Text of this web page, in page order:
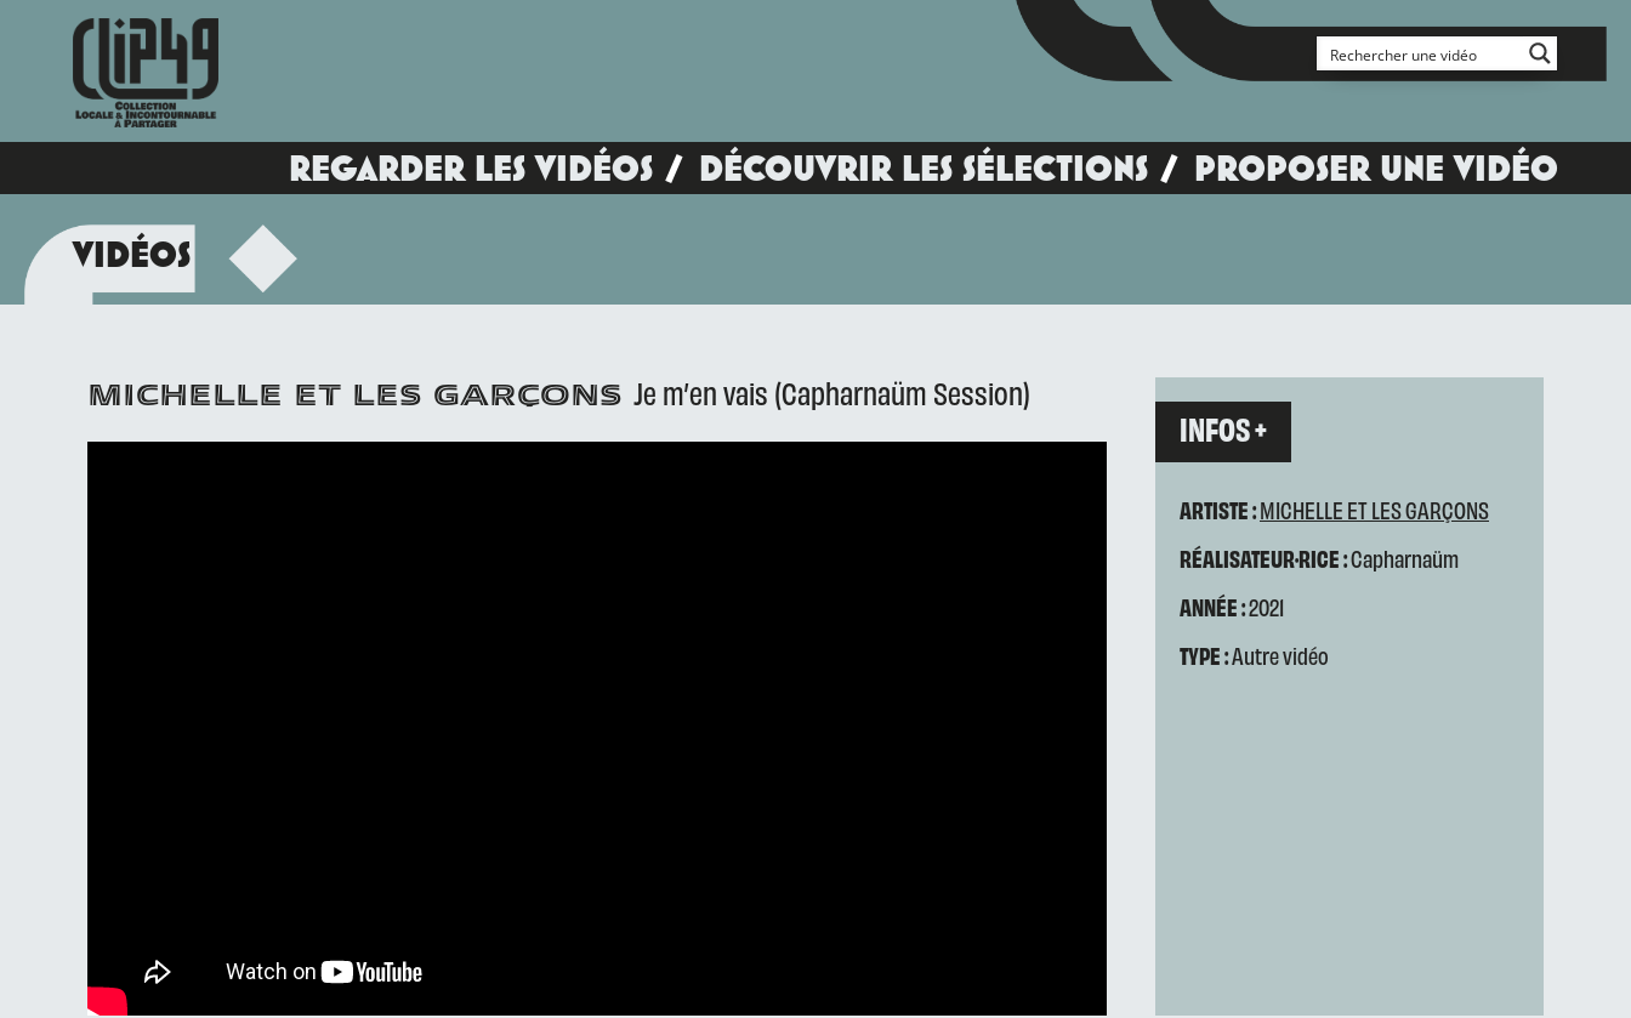
REGARDER LES VIDÉOS DÉCOUVRIR LES SÉLECTIONS PROPOSER UNE VIDÉO
VIDÉOS
MICHELLE ET LES GARÇONS Je m’en vais (Capharnaüm Session)
INFOS +
ARTISTE :MICHELLE ET LES GARÇONS
RÉALISATEUR·RICE :Capharnaüm
ANNÉE :2021
TYPE :Autre vidéo